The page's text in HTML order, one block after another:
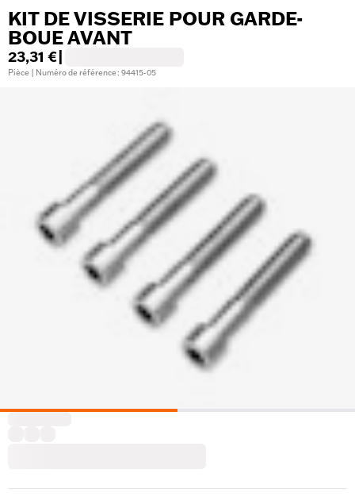
KIT DE VISSERIE POUR GARDE-
BOUE AVANT
23,31 €
Pièce | Numéro de référence : 94415-05